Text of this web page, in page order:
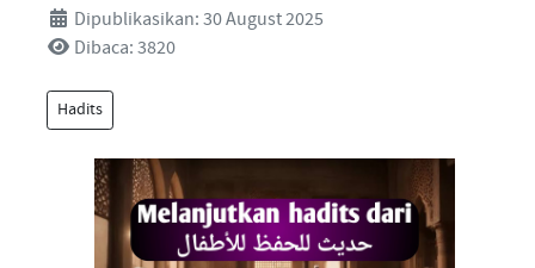
Dipublikasikan: 30 August 2025
Dibaca: 3820
Hadits